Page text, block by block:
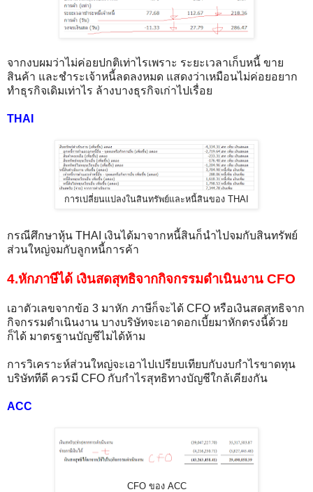
จากงบผมว่าไม่ค่อยปกติเท่าไรเพราะ ระยะเวลาเก็บหนี้ ขาย
สินค้า และชำระเจ้าหนี้ลดลงหมด แสดงว่าเหมือนไม่ค่อยอยาก
ทำธุรกิจเดิมเท่าไร ล้างบางธุรกิจเก่าไปเรื่อย
THAI
การเปลี่ยนแปลงในสินทรัพย์และหนี้สินของ THAI
กรณีศึกษาหุ้น THAI เงินได้มาจากหนี้สินก็นำไปจมกับสินทรัพย์
ส่วนใหญ่จมกับลูกหนี้การค้า
4.หักภาษีได้ เงินสดสุทธิจากกิจกรรมดำเนินงาน CFO
เอาตัวเลขจากข้อ 3 มาหัก ภาษีก็จะได้ CFO หรือเงินสดสุทธิจาก
กิจกรรมดำเนินงาน บางบริษัทจะเอาดอกเบี้ยมาหักตรงนี้ด้วย
ก็ได้ มาตรฐานบัญชีไมได้ห้าม
การวิเคราะห์ส่วนใหญ่จะเอาไปเปรียบเทียบกับงบกำไรขาดทุน
บริษัททีดี ควรมี CFO กับกำไรสุทธิทางบัญชีใกล้เคียงกัน
ACC
CFO ของ ACC